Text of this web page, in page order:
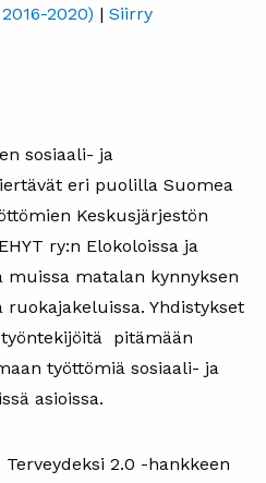
2020) | Siirry
sosiaali- ja
eri puolilla Suomea
Keskusjärjestön
ry:n Elokoloissa ja
muissa matalan kynnyksen
ruokajakeluissa. Yhdistykset
pitämään
työttömiä sosiaali- ja
asioissa.
2.0 -hankkeen